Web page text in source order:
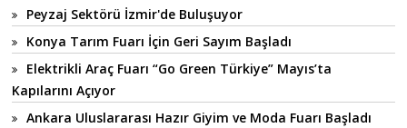
Peyzaj Sektörü İzmir'de Buluşuyor
Konya Tarım Fuarı İçin Geri Sayım Başladı
Elektrikli Araç Fuarı “Go Green Türkiye” Mayıs’ta
Kapılarını Açıyor
Ankara Uluslararası Hazır Giyim ve Moda Fuarı Başladı